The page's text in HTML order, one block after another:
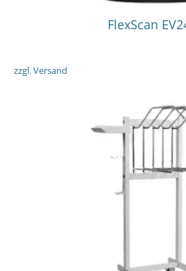
FlexScan
zzgl. Versand